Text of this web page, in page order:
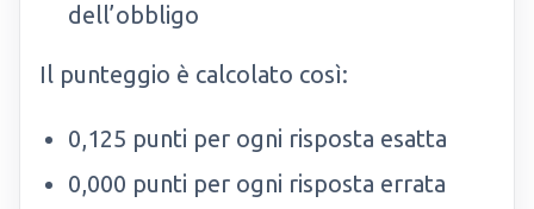
dell’obbligo
Il punteggio è calcolato così:
0,125 punti per ogni risposta esatta
0,000 punti per ogni risposta errata